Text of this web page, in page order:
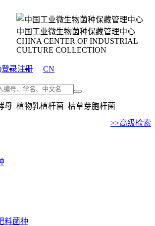
中国工业微生物菌种保藏管理中心
CHINA CENTER OF INDUSTRIAL
CULTURE COLLECTION
登录注册
CN
母 植物乳植杆菌 枯草芽胞杆菌
>>高级检索
料菌种